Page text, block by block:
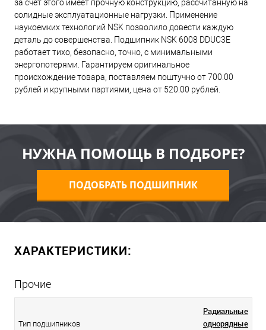
за счет этого имеет прочную конструкцию, рассчитанную на
солидные эксплуатационные нагрузки. Применение
наукоемких технологий NSK позволило довести каждую
деталь до совершенства. Подшипник NSK 6008 DDUC3E
работает тихо, безопасно, точно, с минимальными
энергопотерями. Гарантируем оригинальное
происхождение товара, поставляем поштучно от 700.00
рублей и крупными партиями, цена от 520.00 рублей.
НУЖНА ПОМОЩЬ В ПОДБОРЕ?
ПОДОБРАТЬ ПОДШИПНИК
ХАРАКТЕРИСТИКИ:
Прочие
Тип подшипников
Радиальные
однорядные